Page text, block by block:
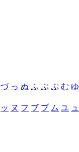
づ っ ぬ ふ ぶ ぷ む ゆ
ッ ヌ フ ブ プ ム ユ ュ